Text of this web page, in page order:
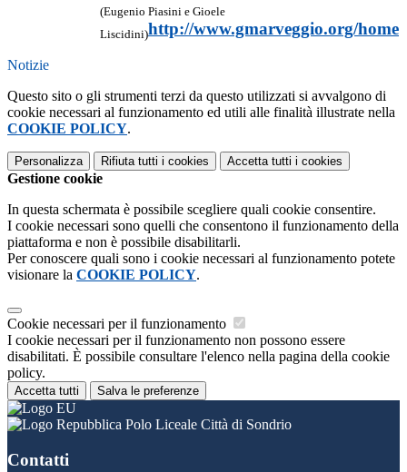
(Eugenio Piasini e Gioele
Liscidini)http://www.gmarveggio.org/home
Notizie
Questo sito o gli strumenti terzi da questo utilizzati si avvalgono di
cookie necessari al funzionamento ed utili alle finalità illustrate nella
COOKIE POLICY.
Personalizza Rifiuta tutti i cookies Accetta tutti i cookies
Gestione cookie
In questa schermata è possibile scegliere quali cookie consentire.
I cookie necessari sono quelli che consentono il funzionamento della
piattaforma e non è possibile disabilitarli.
Per conoscere quali sono i cookie necessari al funzionamento potete
visionare la COOKIE POLICY.
Cookie necessari per il funzionamento
I cookie necessari per il funzionamento non possono essere
disabilitati. È possibile consultare l'elenco nella pagina della cookie
policy.
Accetta tutti Salva le preferenze
Polo Liceale Città di Sondrio
Contatti